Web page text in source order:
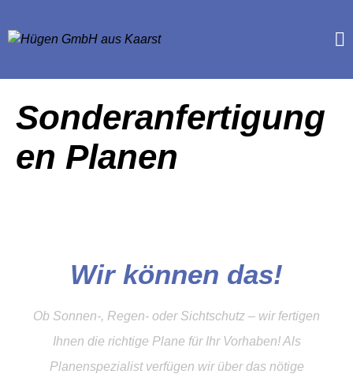
Sonderanfertigung
en Planen
Wir können das!
Ob Sonnen-, Regen- oder Sichtschutz – wir fertigen
Ihnen die richtige Plane für Ihr Vorhaben! Als
Planenspezialist verfügen wir über das nötige